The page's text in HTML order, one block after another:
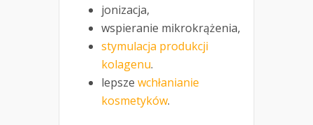
jonizacja,
wspieranie mikrokrążenia,
stymulacja produkcji
kolagenu.
lepsze wchłanianie
kosmetyków.